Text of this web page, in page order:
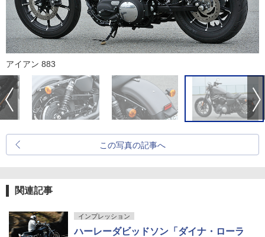
アイアン 883
この写真の記事へ
関連記事
インプレッション
ハーレーダビッドソン「ダイナ・ローラ